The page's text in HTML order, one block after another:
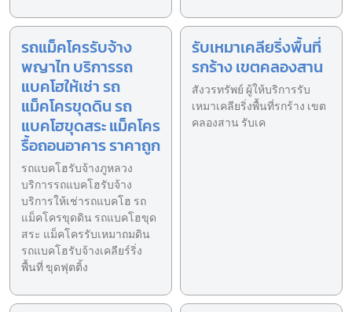
รถแม็คโครรับจ้าง
พญาไท บริการรถ
แบคโฮให้เช่า รถ
แม็คโครขุดดิน รถ
แบคโฮขุดสระ แม็คโคร
รื้อถอนอาคาร ราคาถูก
รถแบคโฮรับจ้างภูหลวง
บริการรถแบคโฮรับจ้าง
บริการให้เช่ารถแบคโฮ รถ
แม็คโครขุดดิน รถแบคโฮขุด
สระ แม็คโครรับเหมาถมดิน
รถแบคโฮรับจ้างเคลียร์ริ่ง
พื้นที่ ขุดฟุตติ้ง
รับเหมาเคลียริ่งพื้นที่
รกร้าง เขตคลองสาน
สังวรทรัพย์ ผู้ให้บริการรับ
เหมาเคลียริ่งพื้นที่รกร้าง เขต
คลองสาน รับเค